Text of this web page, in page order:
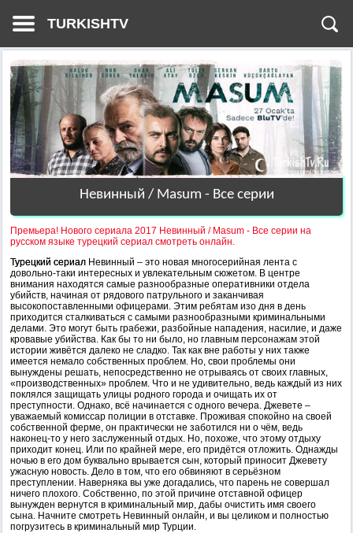
TURKISHTV
Невинный / Masum - Все серии
Премьера! Нового cериала 2017 Невинный / Masum - Все серии на
русском языке турецкий сериал смотреть онлайн.
Турецкий сериал Невинный – это новая многосерийная лента с
довольно-таки интересных и увлекательным сюжетом. В центре
внимания находятся самые разнообразные оперативники отдела
убийств, начиная от рядового патрульного и заканчивая
высокопоставленными офицерами. Этим ребятам изо дня в день
приходится сталкиваться с самыми разнообразными криминальными
делами. Это могут быть грабежи, разбойные нападения, насилие, и даже
кровавые убийства. Как бы то ни было, но главным персонажам этой
истории живётся далеко не сладко. Так как вне работы у них также
имеется немало собственных проблем. Но, свои проблемы они
вынуждены решать, непосредственно не отрываясь от своих главных,
«производственных» проблем. Что и не удивительно, ведь каждый из них
поклялся защищать улицы родного города и очищать их от
преступности. Однако, всё начинается с одного вечера. Джевете –
уважаемый комиссар полиции в отставке. Проживая спокойно на своей
собственной ферме, он практически не заботился ни о чём, ведь
наконец-то у него заслуженный отдых. Но, похоже, что этому отдыху
приходит конец. Или по крайней мере, его придётся отложить. Однажды
ночью в его дом буквально врывается сын, который приносит Джевету
ужасную новость. Дело в том, что его обвиняют в серьёзном
преступлении. Наверняка вы уже догадались, что парень не совершал
ничего плохого. Собственно, по этой причине отставной офицер
вынужден вернутся в криминальный мир, дабы очистить имя своего
сына. Начните смотреть Невинный онлайн, и вы целиком и полностью
погрузитесь в криминальный мир Турции.